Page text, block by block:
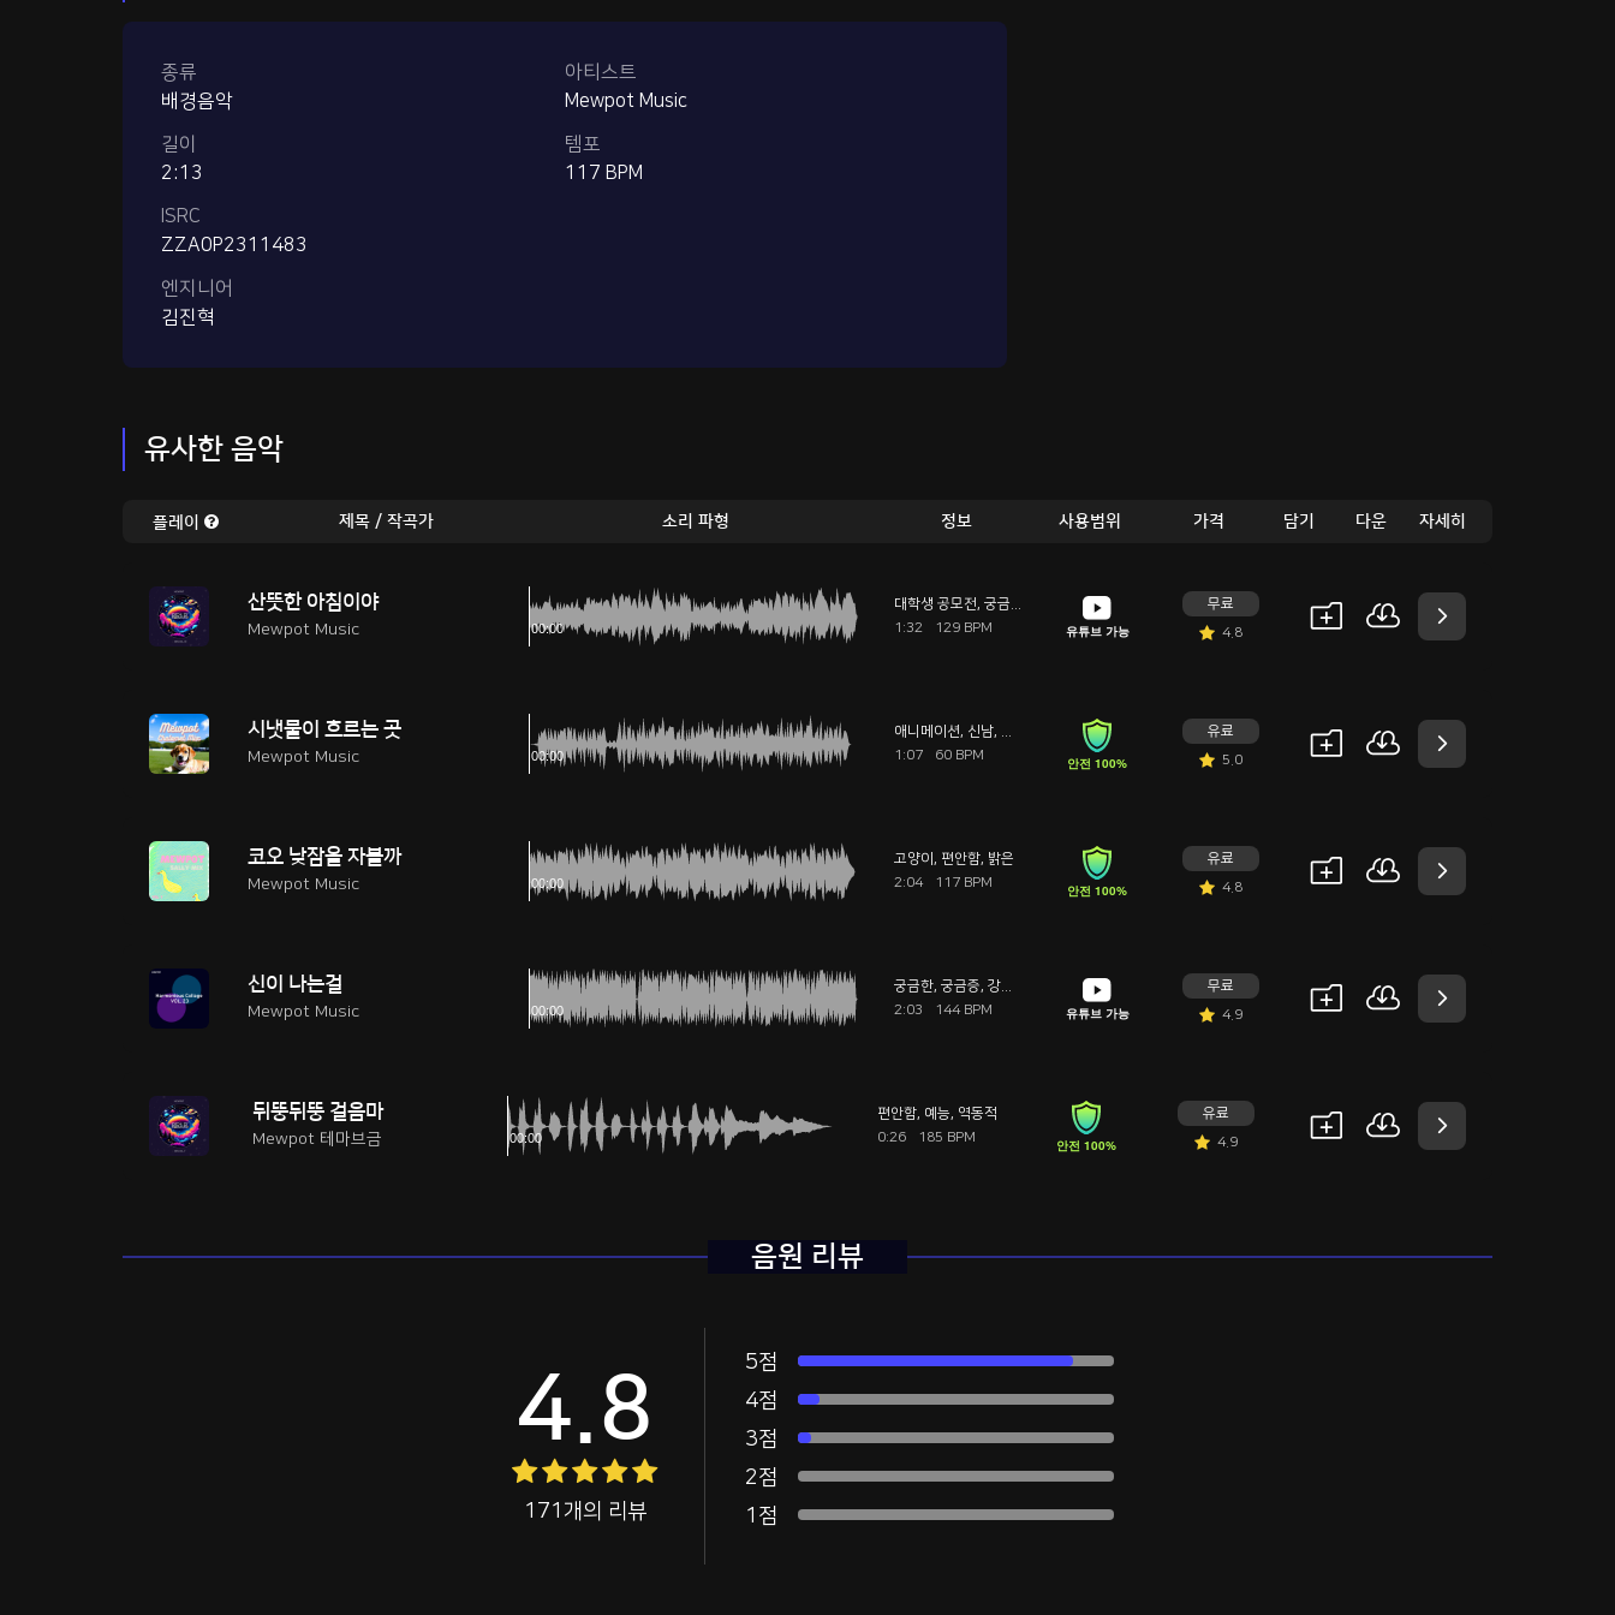
종류
배경음악
길이
2:13
ISRC
ZZA0P2311483
엔지니어
김진혁
아티스트
Mewpot Music
템포
117 BPM
유사한 음악
플레이 제목 / 작곡가 소리 파형 정보 사용범위 가격 담기 다운 자세히
산뜻한 아침이야
Mewpot Music
대학생 공모전,궁금한
1:32
129 BPM 유튜브 가능
무료
4.8
시냇물이 흐르는 곳
Mewpot Music
애니메이션, 신남,
1:07
60 BPM 안전 100%
유료
5.0
코오 낮잠을 자볼까
Mewpot Music
고양이 , 편안함, 밝은
2:04
117 BPM 안전 100%
유료
4.8
신이 나는걸
Mewpot Music
궁금한,궁금증,강아지
2:03
144 BPM 유튜브 가능
무료
4.9
뒤뚱뒤뚱 걸음마
Mewpot 테마브금
편안함, 예능, 역동적
0:26
185 BPM 안전 100%
유료
4.9
음원 리뷰
4.8
171개의 리뷰
5점
4점
3점
2점
1점